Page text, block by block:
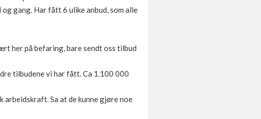
gang. Har fått 6 ulike anbud, som alle
her på befaring, bare sendt oss tilbud
tilbudene vi har fått. Ca 1.100 000
arbeidskraft. Sa at de kunne gjøre noe